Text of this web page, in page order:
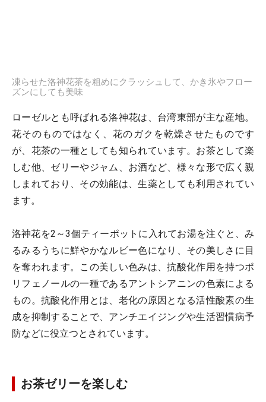
凍らせた洛神花茶を粗めにクラッシュして、かき氷やフロー
ズンにしても美味
ローゼルとも呼ばれる洛神花は、台湾東部が主な産地。
花そのものではなく、花のガクを乾燥させたものです
が、花茶の一種としても知られています。お茶として楽
しむ他、ゼリーやジャム、お酒など、様々な形で広く親
しまれており、その効能は、生薬としても利用されてい
ます。
洛神花を2～3個ティーポットに入れてお湯を注ぐと、み
るみるうちに鮮やかなルビー色になり、その美しさに目
を奪われます。この美しい色みは、抗酸化作用を持つポ
リフェノールの一種であるアントシアニンの色素による
もの。抗酸化作用とは、老化の原因となる活性酸素の生
成を抑制することで、アンチエイジングや生活習慣病予
防などに役立つとされています。
お茶ゼリーを楽しむ